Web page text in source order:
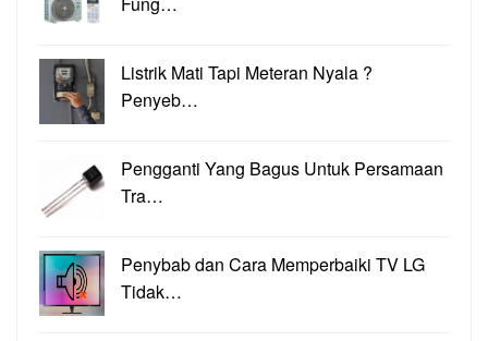
Listrik Mati Tapi Meteran Nyala ?
Penyeb…
Pengganti Yang Bagus Untuk Persamaan
Tra…
Penybab dan Cara Memperbaiki TV LG
Tidak…